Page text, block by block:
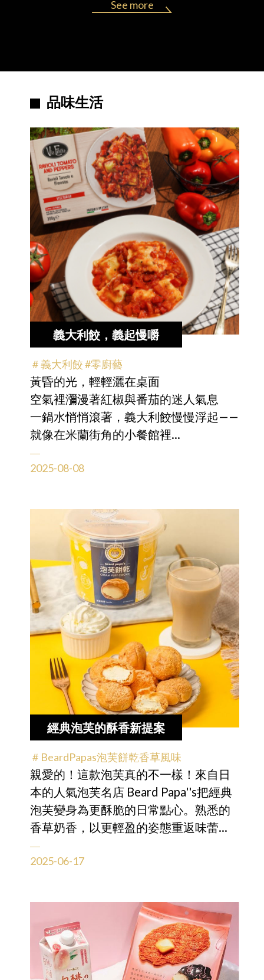
See more
品味生活
義大利餃，義起慢嚼
＃義大利餃 #零廚藝
黃昏的光，輕輕灑在桌面
空氣裡瀰漫著紅椒與番茄的迷人氣息
一鍋水悄悄滾著，義大利餃慢慢浮起——
就像在米蘭街角的小餐館裡
廚師端出剛煮好的當日特餐✨
那正是義式生活裡最浪漫的日常！
2025-08-08
經典泡芙的酥香新提案
＃BeardPapas泡芙餅乾香草風味
親愛的！這款泡芙真的不一樣！來自日
本的人氣泡芙名店 Beard Papa''s把經典
泡芙變身為更酥脆的日常點心。熟悉的
香草奶香，以更輕盈的姿態重返味蕾，
帶來無法抗拒的甜蜜滋味！
2025-06-17